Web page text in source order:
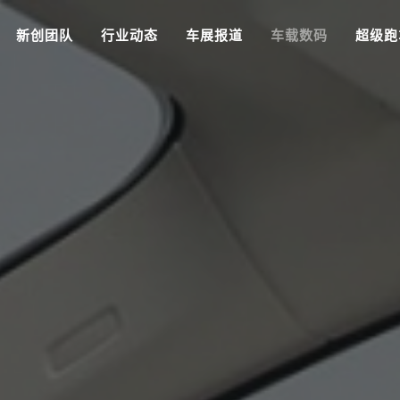
新创团队 行业动态 车展报道 车载数码 超级